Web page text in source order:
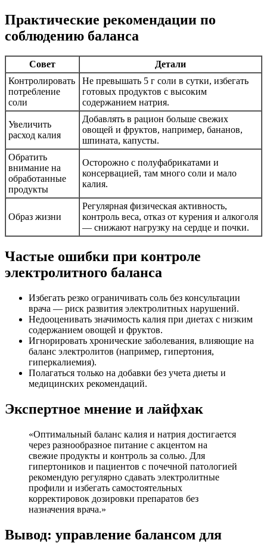
Практические рекомендации по
соблюдению баланса
Совет
Детали
Контролировать
потребление
соли
Не превышать 5 г соли в сутки, избегать
готовых продуктов с высоким
содержанием натрия.
Увеличить
расход калия
Добавлять в рацион больше свежих
овощей и фруктов, например, бананов,
шпината, капусты.
Обратить
внимание на
обработанные
продукты
Осторожно с полуфабрикатами и
консервацией, там много соли и мало
калия.
Образ жизни
Регулярная физическая активность,
контроль веса, отказ от курения и алкоголя
— снижают нагрузку на сердце и почки.
Частые ошибки при контроле
электролитного баланса
Избегать резко ограничивать соль без консультации
врача — риск развития электролитных нарушений.
Недооценивать значимость калия при диетах с низким
содержанием овощей и фруктов.
Игнорировать хронические заболевания, влияющие на
баланс электролитов (например, гипертония,
гиперкалиемия).
Полагаться только на добавки без учета диеты и
медицинских рекомендаций.
Экспертное мнение и лайфхак
«Оптимальный баланс калия и натрия достигается
через разнообразное питание с акцентом на
свежие продукты и контроль за солью. Для
гипертоников и пациентов с почечной патологией
рекомендую регулярно сдавать электролитные
профили и избегать самостоятельных
корректировок дозировки препаратов без
назначения врача.»
Вывод: управление балансом для